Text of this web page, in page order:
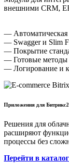
внешними CRM,
— Автоматическая
— Swagger и Slim
— Покрытие
— Готовые методы
— Логирование и
Приложения для
Решения для
расширяют
процессы без
Перейти в